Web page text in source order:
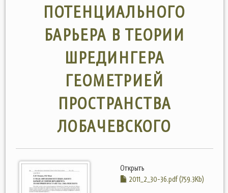
ПОТЕНЦИАЛЬНОГО
БАРЬЕРА В ТЕОРИИ
ШРЕДИНГЕРА
ГЕОМЕТРИЕЙ
ПРОСТРАНСТВА
ЛОБАЧЕВСКОГО
Открыть
2011_2_30-36.pdf (759.3Kb)